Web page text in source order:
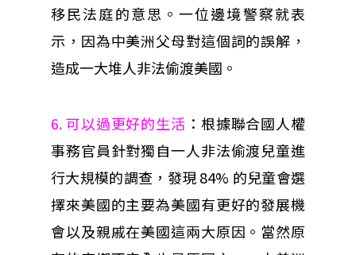
移民法庭的意思。一位邊境警察就表
示，因為中美洲父母對這個詞的誤解，
造成一大堆人非法偷渡美國。
6. 可以過更好的生活 ：根據聯合國人權
事務官員針對獨自一人非法偷渡兒童進
行大規模的調查，發現 84% 的兒童會選
擇來美國的主要為美國有更好的發展機
會以及親戚在美國這兩大原因。當然原